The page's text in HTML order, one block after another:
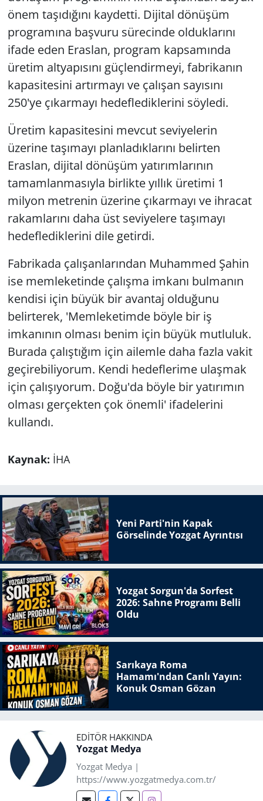
önem taşıdığını kaydetti. Dijital dönüşüm
programına başvuru sürecinde olduklarını
ifade eden Eraslan, program kapsamında
üretim altyapısını güçlendirmeyi, fabrikanın
kapasitesini artırmayı ve çalışan sayısını
250'ye çıkarmayı hedeflediklerini söyledi.
Üretim kapasitesini mevcut seviyelerin
üzerine taşımayı planladıklarını belirten
Eraslan, dijital dönüşüm yatırımlarının
tamamlanmasıyla birlikte yıllık üretimi 1
milyon metrenin üzerine çıkarmayı ve ihracat
rakamlarını daha üst seviyelere taşımayı
hedeflediklerini dile getirdi.
Fabrikada çalışanlarından Muhammed Şahin
ise memleketinde çalışma imkanı bulmanın
kendisi için büyük bir avantaj olduğunu
belirterek, 'Memleketimde böyle bir iş
imkanının olması benim için büyük mutluluk.
Burada çalıştığım için ailemle daha fazla vakit
geçirebiliyorum. Kendi hedeflerime ulaşmak
için çalışıyorum. Doğu'da böyle bir yatırımın
olması gerçekten çok önemli' ifadelerini
kullandı.
Kaynak: İHA
Yeni Parti'nin Kapak
Görselinde Yozgat Ayrıntısı
Yozgat Sorgun'da Sorfest
2026: Sahne Programı Belli
Oldu
Sarıkaya Roma
Hamamı'ndan Canlı Yayın:
Konuk Osman Gözan
EDITÖR HAKKINDA
Yozgat Medya
Yozgat Medya |
https://www.yozgatmedya.com.tr/